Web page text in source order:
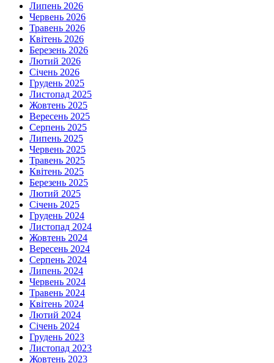
Липень 2026
Червень 2026
Травень 2026
Квітень 2026
Березень 2026
Лютий 2026
Січень 2026
Грудень 2025
Листопад 2025
Жовтень 2025
Вересень 2025
Серпень 2025
Липень 2025
Червень 2025
Травень 2025
Квітень 2025
Березень 2025
Лютий 2025
Січень 2025
Грудень 2024
Листопад 2024
Жовтень 2024
Вересень 2024
Серпень 2024
Липень 2024
Червень 2024
Травень 2024
Квітень 2024
Лютий 2024
Січень 2024
Грудень 2023
Листопад 2023
Жовтень 2023